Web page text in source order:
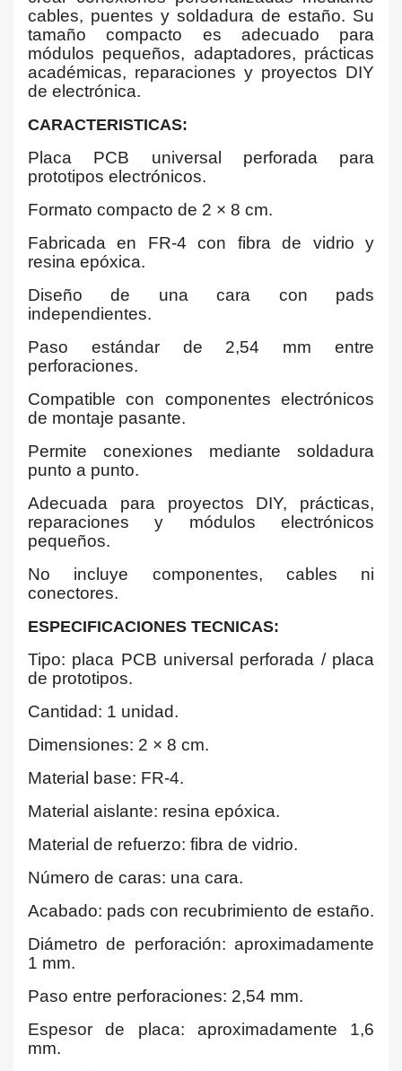
cables, puentes y soldadura de estaño. Su
tamaño compacto es adecuado para
módulos pequeños, adaptadores, prácticas
académicas, reparaciones y proyectos DIY
de electrónica.
CARACTERISTICAS:
Placa PCB universal perforada para
prototipos electrónicos.
Formato compacto de 2 × 8 cm.
Fabricada en FR-4 con fibra de vidrio y
resina epóxica.
Diseño de una cara con pads
independientes.
Paso estándar de 2,54 mm entre
perforaciones.
Compatible con componentes electrónicos
de montaje pasante.
Permite conexiones mediante soldadura
punto a punto.
Adecuada para proyectos DIY, prácticas,
reparaciones y módulos electrónicos
pequeños.
No incluye componentes, cables ni
conectores.
ESPECIFICACIONES TECNICAS:
Tipo: placa PCB universal perforada / placa
de prototipos.
Cantidad: 1 unidad.
Dimensiones: 2 × 8 cm.
Material base: FR-4.
Material aislante: resina epóxica.
Material de refuerzo: fibra de vidrio.
Número de caras: una cara.
Acabado: pads con recubrimiento de estaño.
Diámetro de perforación: aproximadamente
1 mm.
Paso entre perforaciones: 2,54 mm.
Espesor de placa: aproximadamente 1,6
mm.